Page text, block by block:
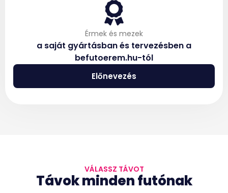
Érmek és mezek
a saját gyártásban és tervezésben a
befutoerem.hu-tól
Előnevezés
VÁLASSZ TÁVOT
Távok minden futónak